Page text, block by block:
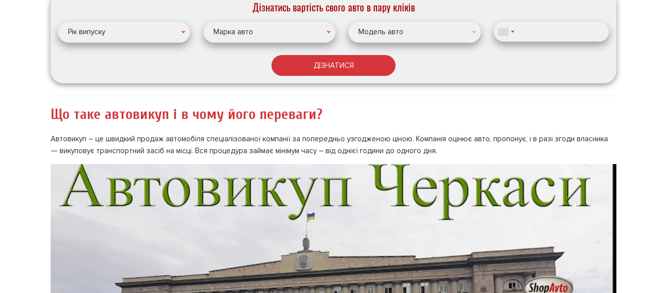
Дізнатись вартість свого авто в пару кліків
Рік випуску Марка авто Модель авто
ДІЗНАТИСЯ
Що таке автовикуп і в чому його переваги?
Автовикуп – це швидкий продаж автомобіля спеціалізованої компанії за попередньо узгодженою ціною. Компанія оцінює авто, пропонує, і в разі згоди власника
— викуповує транспортний засіб на місці. Вся процедура займає мінімум часу – від однієї години до одного дня.